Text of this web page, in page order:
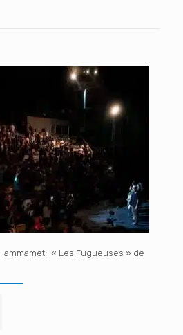
: « Les Fugueuses » de